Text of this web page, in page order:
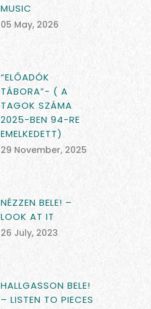
MUSIC
05 May, 2026
“ELŐADÓK
TÁBORA”- ( A
TAGOK SZÁMA
2025-BEN 94-RE
EMELKEDETT)
29 November, 2025
NÉZZEN BELE! –
LOOK AT IT
26 July, 2023
HALLGASSON BELE!
– LISTEN TO PIECES